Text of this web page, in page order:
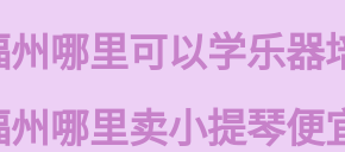
州哪里可以学乐器
州哪里卖小提琴便